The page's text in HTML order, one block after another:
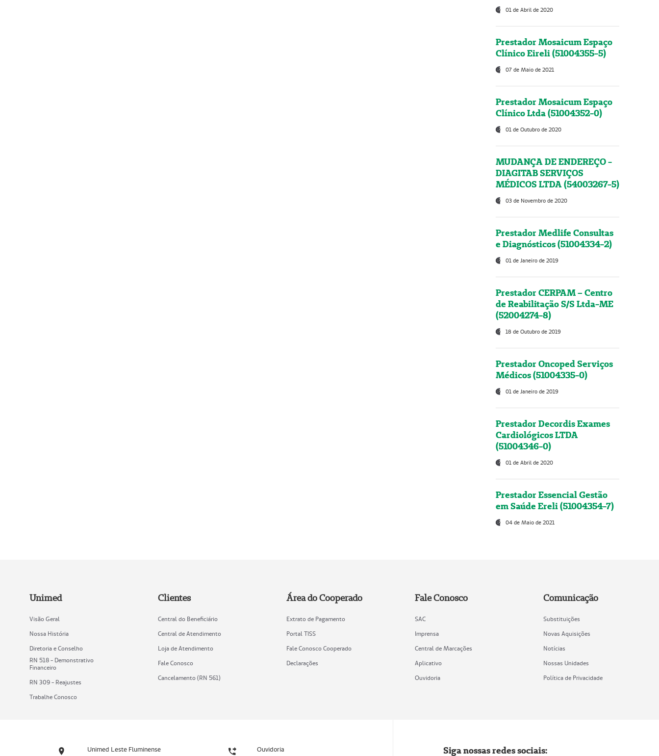
01 de Abril de 2020
Prestador Mosaicum Espaço
Clínico Eireli (51004355-5)
07 de Maio de 2021
Prestador Mosaicum Espaço
Clínico Ltda (51004352-0)
01 de Outubro de 2020
MUDANÇA DE ENDEREÇO -
DIAGITAB SERVIÇOS
MÉDICOS LTDA (54003267-5)
03 de Novembro de 2020
Prestador Medlife Consultas
e Diagnósticos (51004334-2)
01 de Janeiro de 2019
Prestador CERPAM – Centro
de Reabilitação S/S Ltda-ME
(52004274-8)
18 de Outubro de 2019
Prestador Oncoped Serviços
Médicos (51004335-0)
01 de Janeiro de 2019
Prestador Decordis Exames
Cardiológicos LTDA
(51004346-0)
01 de Abril de 2020
Prestador Essencial Gestão
em Saúde Ereli (51004354-7)
04 de Maio de 2021
Unimed
Visão Geral
Nossa História
Diretoria e Conselho
RN 518 - Demonstrativo
Financeiro
RN 309 - Reajustes
Trabalhe Conosco
Clientes
Central do Beneficiário
Central de Atendimento
Loja de Atendimento
Fale Conosco
Cancelamento (RN 561)
Área do Cooperado
Extrato de Pagamento
Portal TISS
Fale Conosco Cooperado
Declarações
Fale Conosco
SAC
Imprensa
Central de Marcações
Aplicativo
Ouvidoria
Comunicação
Substituições
Novas Aquisições
Notícias
Nossas Unidades
Política de Privacidade
Unimed Leste Fluminense Ouvidoria Siga nossas redes sociais: